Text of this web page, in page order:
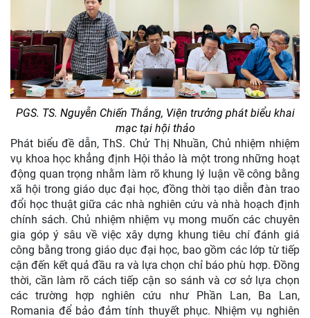
PGS. TS. Nguyễn Chiến Thắng, Viện trưởng phát biểu khai
mạc tại hội thảo
Phát biểu đề dẫn, ThS. Chử Thị Nhuần, Chủ nhiệm nhiệm
vụ khoa học khẳng định Hội thảo là một trong những hoạt
động quan trọng nhằm làm rõ khung lý luận về công bằng
xã hội trong giáo dục đại học, đồng thời tạo diễn đàn trao
đổi học thuật giữa các nhà nghiên cứu và nhà hoạch định
chính sách. Chủ nhiệm nhiệm vụ mong muốn các chuyên
gia góp ý sâu về việc xây dựng khung tiêu chí đánh giá
công bằng trong giáo dục đại học, bao gồm các lớp từ tiếp
cận đến kết quả đầu ra và lựa chọn chỉ báo phù hợp. Đồng
thời, cần làm rõ cách tiếp cận so sánh và cơ sở lựa chọn
các trường hợp nghiên cứu như Phần Lan, Ba Lan,
Romania để bảo đảm tính thuyết phục. Nhiệm vụ nghiên